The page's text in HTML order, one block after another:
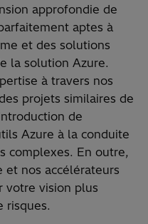
approfondie de
aptes à
et des solutions
la solution Azure.
à travers nos
projets similaires de
de
Azure à la conduite
complexes. En outre,
nos accélérateurs
votre vision plus
risques.